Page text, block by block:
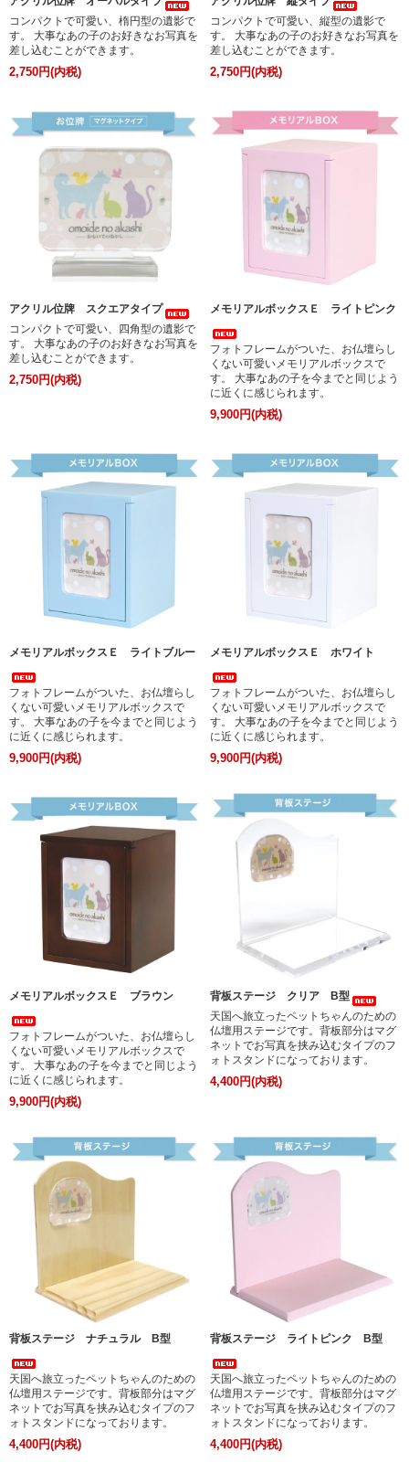
コンパクトで可愛い、楕円型の遺影で
す。 大事なあの子のお好きなお写真を
差し込むことができます。
2,750円(内税)
コンパクトで可愛い、縦型の遺影で
す。 大事なあの子のお好きなお写真を
差し込むことができます。
2,750円(内税)
アクリル位牌 スクエアタイプ
コンパクトで可愛い、四角型の遺影で
す。 大事なあの子のお好きなお写真を
差し込むことができます。
2,750円(内税)
メモリアルボックスＥ ライトピンク
フォトフレームがついた、お仏壇らし
くない可愛いメモリアルボックスで
す。 大事なあの子を今までと同じよう
に近くに感じられます。
9,900円(内税)
メモリアルボックスＥ ライトブルー
フォトフレームがついた、お仏壇らし
くない可愛いメモリアルボックスで
す。 大事なあの子を今までと同じよう
に近くに感じられます。
9,900円(内税)
メモリアルボックスＥ ホワイト
フォトフレームがついた、お仏壇らし
くない可愛いメモリアルボックスで
す。 大事なあの子を今までと同じよう
に近くに感じられます。
9,900円(内税)
メモリアルボックスＥ ブラウン
フォトフレームがついた、お仏壇らし
くない可愛いメモリアルボックスで
す。 大事なあの子を今までと同じよう
に近くに感じられます。
9,900円(内税)
背板ステージ クリア B型
天国へ旅立ったペットちゃんのための
仏壇用ステージです。背板部分はマグ
ネットでお写真を挟み込むタイプのフ
ォトスタンドになっております。
4,400円(内税)
背板ステージ ナチュラル B型
天国へ旅立ったペットちゃんのための
仏壇用ステージです。背板部分はマグ
ネットでお写真を挟み込むタイプのフ
ォトスタンドになっております。
4,400円(内税)
背板ステージ ライトピンク B型
天国へ旅立ったペットちゃんのための
仏壇用ステージです。背板部分はマグ
ネットでお写真を挟み込むタイプのフ
ォトスタンドになっております。
4,400円(内税)